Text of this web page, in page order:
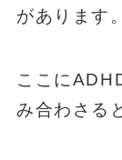
があります。
ここに
み合わさる